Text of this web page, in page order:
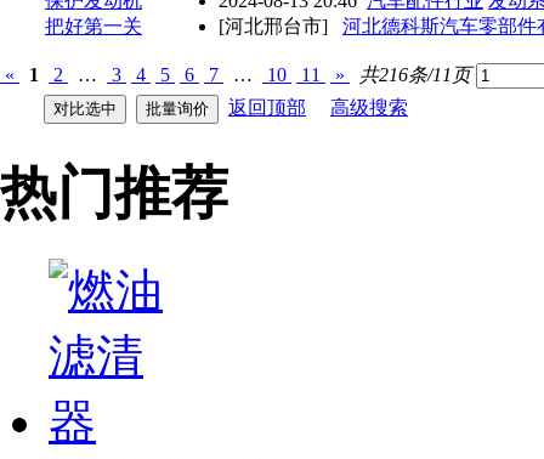
[河北邢台市]
河北德科斯汽车零部件
« 1 2 … 3 4 5 6 7 … 10 11 »
共216条/11页
返回顶部
高级搜索
热门推荐